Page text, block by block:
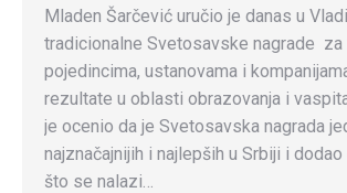
Mladen Šarčević uručio je danas u
tradicionalne Svetosavske nagrade za
pojedincima, ustanovama i
rezultate u oblasti obrazovanja i
je ocenio da je Svetosavska nagrada
najznačajnijih i najlepših u Srbiji i
što se nalazi…